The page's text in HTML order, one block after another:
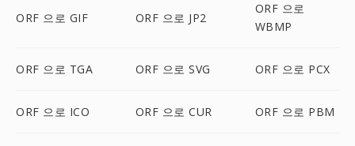
ORF 으로 GIF ORF 으로 JP2
ORF 으로
WBMP
ORF 으로 TGA ORF 으로 SVG ORF 으로 PCX
ORF 으로 ICO ORF 으로 CUR ORF 으로 PBM